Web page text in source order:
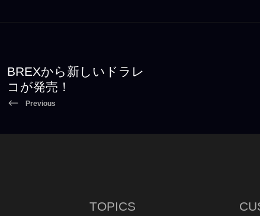
BREXから新しいドラレ
コが発売！
Previous
TOPICS